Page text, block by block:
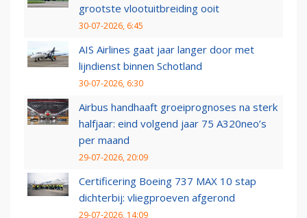
grootste vlootuitbreiding ooit
30-07-2026, 6:45
AIS Airlines gaat jaar langer door met
lijndienst binnen Schotland
30-07-2026, 6:30
Airbus handhaaft groeiprognoses na sterk
halfjaar: eind volgend jaar 75 A320neo’s
per maand
29-07-2026, 20:09
Certificering Boeing 737 MAX 10 stap
dichterbij: vliegproeven afgerond
29-07-2026, 14:09